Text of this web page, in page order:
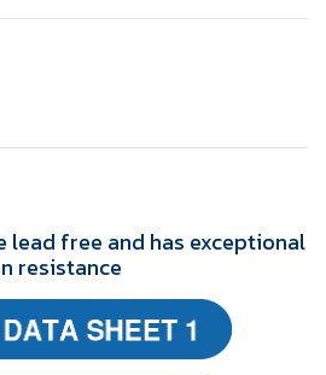
lead free and has exceptional
resistance